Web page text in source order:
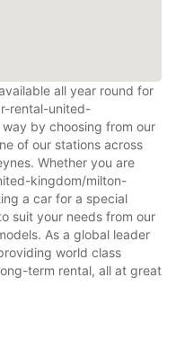
all year round for
rental-united-
by choosing from our
of our stations across
Whether you are
kingdom/milton-
a car for a special
suit your needs from our
As a global leader
world class
term rental, all at great